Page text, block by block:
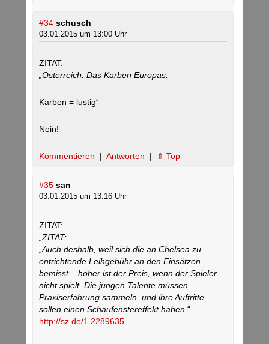
#34 schusch
03.01.2015 um 13:00 Uhr
ZITAT:
„Österreich. Das Karben Europas.
Karben = lustig“
Nein!
Kommentieren | Antworten | ⇑ Top
#35 san
03.01.2015 um 13:16 Uhr
ZITAT:
„ZITAT:
Auch deshalb, weil sich die an Chelsea zu
entrichtende Leihgebühr an den Einsätzen
bemisst – höher ist der Preis, wenn der Spieler
nicht spielt. Die jungen Talente müssen
Praxiserfahrung sammeln, und ihre Auftritte
sollen einen Schaufenstereffekt haben. “
http://sz.de/1.2289635